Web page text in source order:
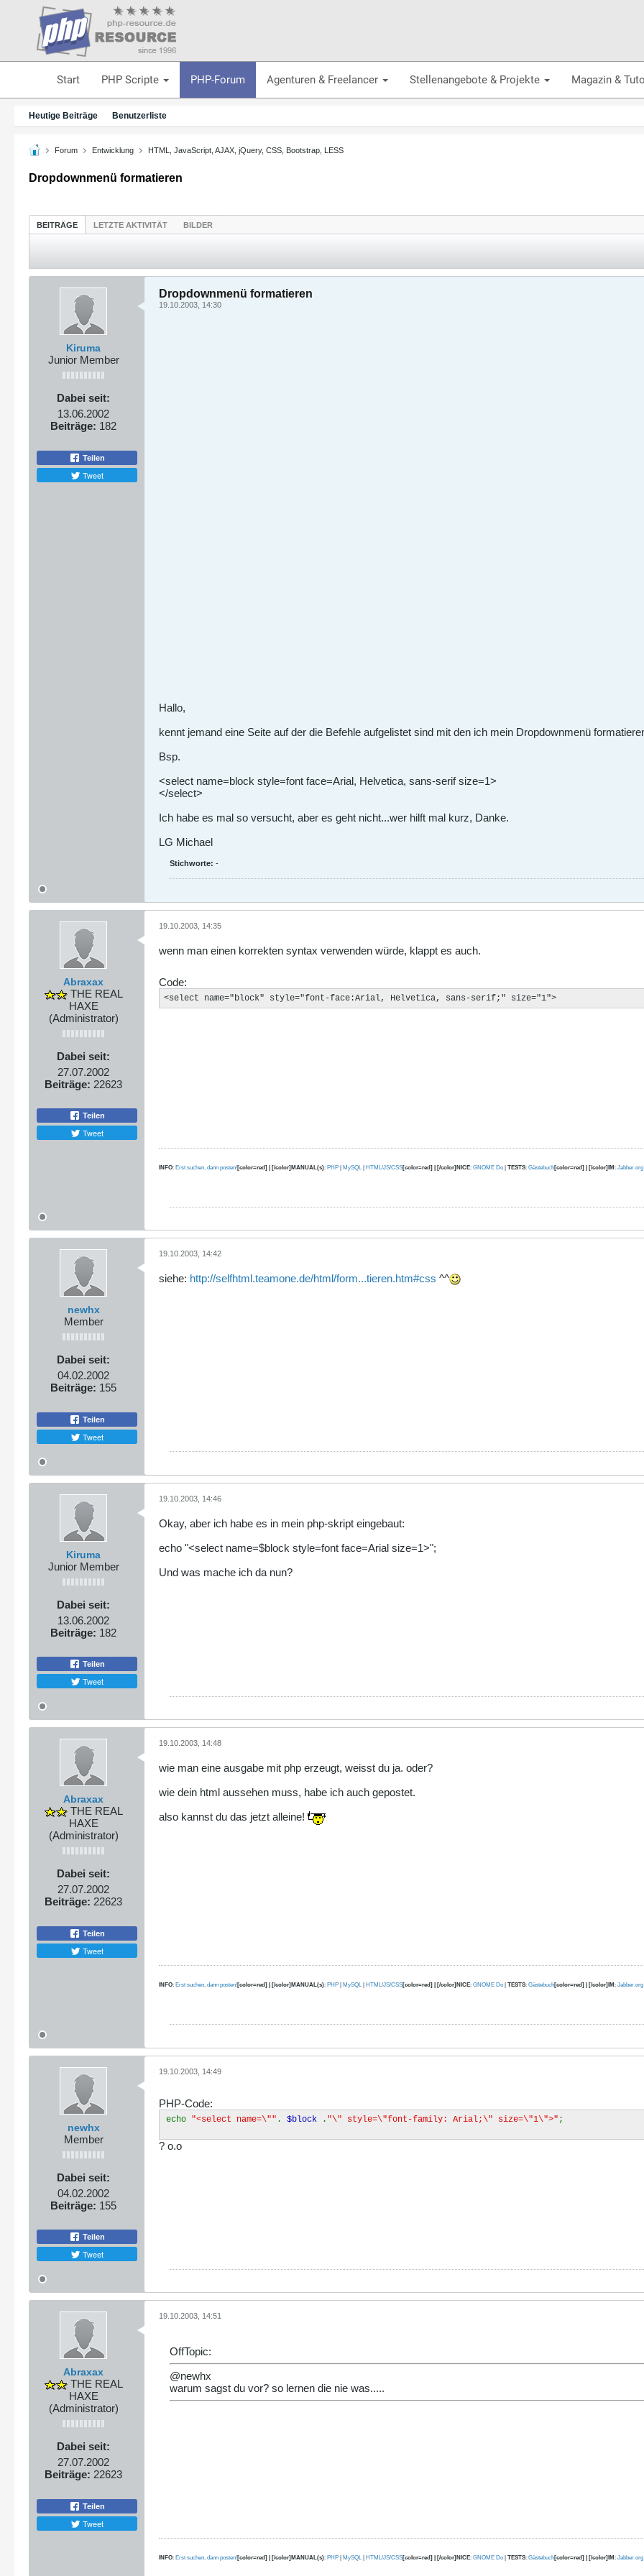
Start PHP Scripte PHP-Forum Agenturen & Freelancer Stellenangebote & Projekte Magazin &
Heutige Beiträge Benutzerliste
Forum Entwicklung HTML, JavaScript, AJAX, jQuery, CSS, Bootstrap, LESS
Dropdownmenü formatieren
BEITRÄGE LETZTE AKTIVITÄT BILDER
Kiruma
Junior Member
Dabei seit:
13.06.2002
Beiträge: 182
Teilen
Tweet
Dropdownmenü formatieren
19.10.2003, 14:30
Hallo,
kennt jemand eine Seite auf der die Befehle aufgelistet sind mit den ich mein Dropdownmenü
Bsp.
<select name=block style=font face=Arial, Helvetica, sans-serif size=1>
</select>
Ich habe es mal so versucht, aber es geht nicht...wer hilft mal kurz, Danke.
LG Michael
Stichworte: -
Abraxax
THE REAL
HAXE
(Administrator)
Dabei seit:
27.07.2002
Beiträge: 22623
Teilen
Tweet
19.10.2003, 14:35
wenn man einen korrekten syntax verwenden würde, klappt es auch.
Code:
<select name="block" style="font-face:Arial, Helvetica, sans-serif;" size="1">
INFO: Erst suchen, dann posten![color=red] | [/color]MANUAL(s): PHP | MySQL | HTML/JS/CSS[color=red] | [/color]NICE: GNOME Do | TESTS: Gästebuch[color=red] | [/color]IM: Jabber.org
newhx
Member
Dabei seit:
04.02.2002
Beiträge: 155
Teilen
Tweet
19.10.2003, 14:42
siehe: http://selfhtml.teamone.de/html/form...tieren.htm#css ^^
Kiruma
Junior Member
Dabei seit:
13.06.2002
Beiträge: 182
Teilen
Tweet
19.10.2003, 14:46
Okay, aber ich habe es in mein php-skript eingebaut:
echo "<select name=$block style=font face=Arial size=1>";
Und was mache ich da nun?
Abraxax
THE REAL
HAXE
(Administrator)
Dabei seit:
27.07.2002
Beiträge: 22623
Teilen
Tweet
19.10.2003, 14:48
wie man eine ausgabe mit php erzeugt, weisst du ja. oder?
wie dein html aussehen muss, habe ich auch gepostet.
also kannst du das jetzt alleine!
INFO: Erst suchen, dann posten![color=red] | [/color]MANUAL(s): PHP MySQL| HTML/JS/CSS[color=red] | [/color]NICE: GNOME Do TESTS: Gästebuch[color=red] | [/color]IM : Jabber.org
newhx
Member
Dabei seit:
04.02.2002
Beiträge: 155
Teilen
Tweet
19.10.2003, 14:49
PHP-Code:
echo "<select name=\"" . $block . "\" style=\"font-family: Arial;\" size=\"1\">" ;
? o.o
Abraxax
THE REAL
HAXE
(Administrator)
Dabei seit:
27.07.2002
Beiträge: 22623
Teilen
Tweet
19.10.2003, 14:51
OffTopic:
@newhx
warum sagst du vor? so lernen die nie was.....
INFO: Erst suchen, dann posten![color=red] | [/color]MANUAL(s): PHP MySQL| HTML/JS/CSS[color=red] | [/color]NICE: GNOME Do TESTS: Gästebuch[color=red] | [/color]IM : Jabber.org